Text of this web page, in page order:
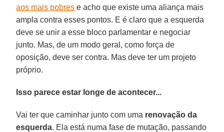
aos mais pobres e acho que existe uma aliança mais
ampla contra esses pontos. E é claro que a esquerda
deve se unir a esse bloco parlamentar e negociar
junto. Mas, de um modo geral, como força de
oposição, deve ser contra. Mas deve ter um projeto
próprio.
Isso parece estar longe de acontecer...
Vai ter que caminhar junto com uma renovação da
esquerda. Ela está numa fase de mutação, passando